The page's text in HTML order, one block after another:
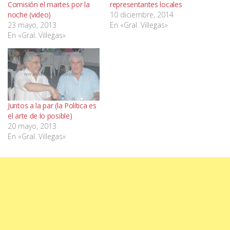
Comisión el martes por la
noche (video)
23 mayo, 2013
En «Gral. Villegas»
representantes locales
10 diciembre, 2014
En «Gral. Villegas»
Juntos a la par (la Política es
el arte de lo posible)
20 mayo, 2013
En «Gral. Villegas»